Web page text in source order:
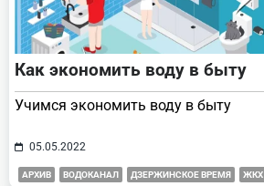
Как экономить воду в быту
Учимся экономить воду в быту
05.05.2022
АРХИВ ВОДОКАНАЛ ДЗЕРЖИНСКОЕ ВРЕМЯ ЖКХ